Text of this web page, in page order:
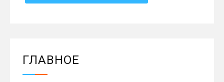
ГЛАВНОЕ